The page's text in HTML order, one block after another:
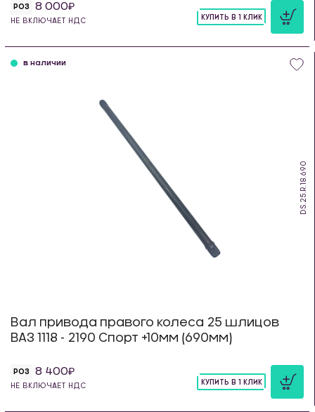
РОЗ 8 000
НЕ ВКЛЮЧАЕТ НДС
КУПИТЬ В 1 КЛИК
DS.25.R.18.690
в наличии
Вал привода правого колеса 25 шлицов
ВАЗ 1118 - 2190 Спорт +10мм (690мм)
РОЗ 8 400
НЕ ВКЛЮЧАЕТ НДС
КУПИТЬ В 1 КЛИК